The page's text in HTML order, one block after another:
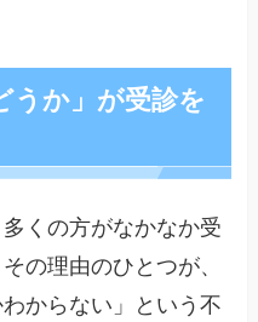
うか」が受診を
くの方がなかなか受
の理由のひとつが、
からない」という不